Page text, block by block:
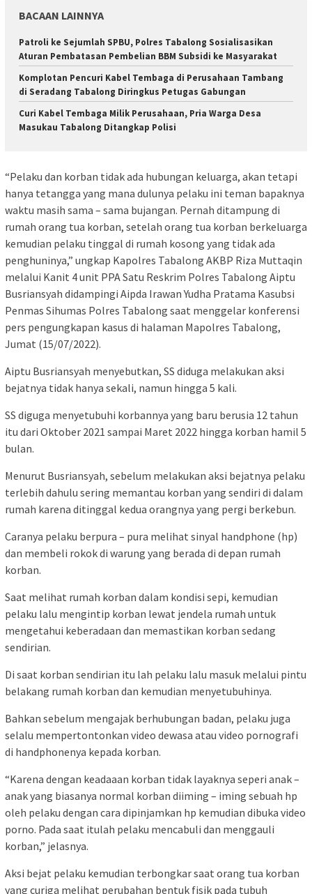
BACAAN LAINNYA
Patroli ke Sejumlah SPBU, Polres Tabalong Sosialisasikan
Aturan Pembatasan Pembelian BBM Subsidi ke Masyarakat
Komplotan Pencuri Kabel Tembaga di Perusahaan Tambang
di Seradang Tabalong Diringkus Petugas Gabungan
Curi Kabel Tembaga Milik Perusahaan, Pria Warga Desa
Masukau Tabalong Ditangkap Polisi
“Pelaku dan korban tidak ada hubungan keluarga, akan tetapi
hanya tetangga yang mana dulunya pelaku ini teman bapaknya
waktu masih sama – sama bujangan. Pernah ditampung di
rumah orang tua korban, setelah orang tua korban berkeluarga
kemudian pelaku tinggal di rumah kosong yang tidak ada
penghuninya,” ungkap Kapolres Tabalong AKBP Riza Muttaqin
melalui Kanit 4 unit PPA Satu Reskrim Polres Tabalong Aiptu
Busriansyah didampingi Aipda Irawan Yudha Pratama Kasubsi
Penmas Sihumas Polres Tabalong saat menggelar konferensi
pers pengungkapan kasus di halaman Mapolres Tabalong,
Jumat (15/07/2022).
Aiptu Busriansyah menyebutkan, SS diduga melakukan aksi
bejatnya tidak hanya sekali, namun hingga 5 kali.
SS diguga menyetubuhi korbannya yang baru berusia 12 tahun
itu dari Oktober 2021 sampai Maret 2022 hingga korban hamil 5
bulan.
Menurut Busriansyah, sebelum melakukan aksi bejatnya pelaku
terlebih dahulu sering memantau korban yang sendiri di dalam
rumah karena ditinggal kedua orangnya yang pergi berkebun.
Caranya pelaku berpura – pura melihat sinyal handphone (hp)
dan membeli rokok di warung yang berada di depan rumah
korban.
Saat melihat rumah korban dalam kondisi sepi, kemudian
pelaku lalu mengintip korban lewat jendela rumah untuk
mengetahui keberadaan dan memastikan korban sedang
sendirian.
Di saat korban sendirian itu lah pelaku lalu masuk melalui pintu
belakang rumah korban dan kemudian menyetubuhinya.
Bahkan sebelum mengajak berhubungan badan, pelaku juga
selalu mempertontonkan video dewasa atau video pornografi
di handphonenya kepada korban.
“Karena dengan keadaaan korban tidak layaknya seperi anak –
anak yang biasanya normal korban diiming – iming sebuah hp
oleh pelaku dengan cara dipinjamkan hp kemudian dibuka video
porno. Pada saat itulah pelaku mencabuli dan menggauli
korban,” jelasnya.
Aksi bejat pelaku kemudian terbongkar saat orang tua korban
yang curiga melihat perubahan bentuk fisik pada tubuh